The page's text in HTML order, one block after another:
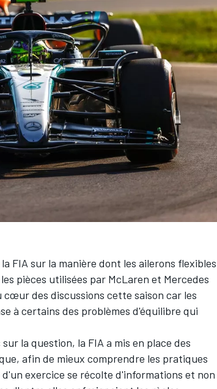
FIA sur la manière dont les ailerons flexibles
pièces utilisées par McLaren et Mercedes
des discussions cette saison car les
à certains des problèmes d'équilibre qui
la question, la FIA a mis en place des
afin de mieux comprendre les pratiques
exercice se récolte d'informations et non